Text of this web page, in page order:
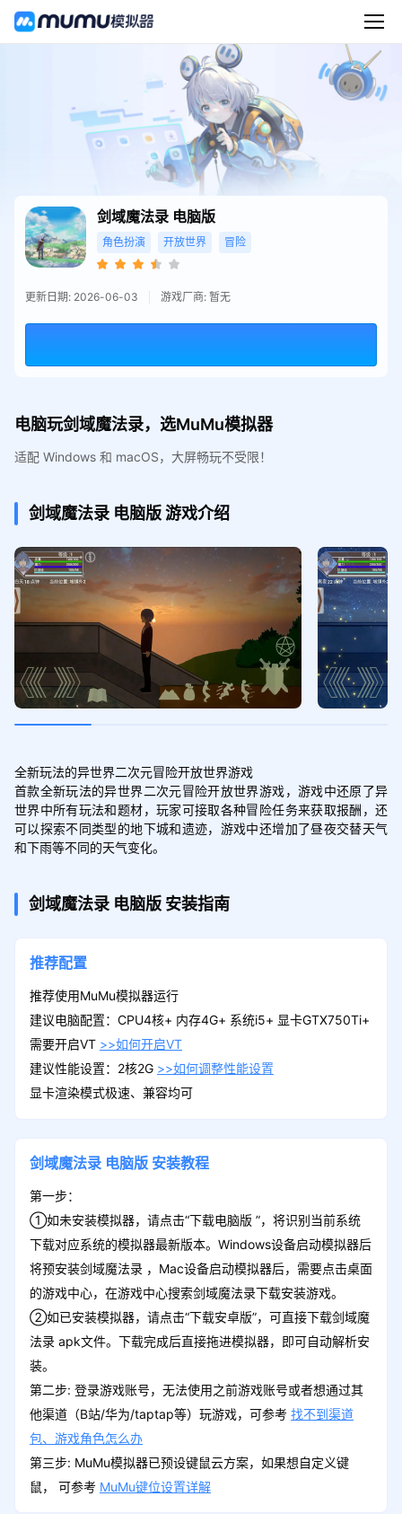
剑域魔法录 电脑版
角色扮演 开放世界 冒险
更新日期: 2026-06-03 游戏厂商: 暂无
电脑玩剑域魔法录，选MuMu模拟器
适配 Windows 和 macOS，大屏畅玩不受限！
剑域魔法录 电脑版游戏介绍
全新玩法的异世界二次元冒险开放世界游戏
首款全新玩法的异世界二次元冒险开放世界游戏，游戏中还原了异
世界中所有玩法和题材，玩家可接取各种冒险任务来获取报酬，还
可以探索不同类型的地下城和遗迹，游戏中还增加了昼夜交替天气
和下雨等不同的天气变化。
剑域魔法录 电脑版 安装指南
推荐配置
推荐使用MuMu模拟器运行
建议电脑配置：CPU4核+ 内存4G+ 系统i5+ 显卡GTX750Ti+
需要开启VT >>如何开启VT
建议性能设置：2核2G >>如何调整性能设置
显卡渲染模式极速、兼容均可
剑域魔法录 电脑版 安装教程
第一步：
①如未安装模拟器，请点击“下载电脑版 ”，将识别当前系统
下载对应系统的模拟器最新版本。Windows设备启动模拟器后
将预安装剑域魔法录 ，Mac设备启动模拟器后，需要点击桌面
的游戏中心，在游戏中心搜索剑域魔法录下载安装游戏。
②如已安装模拟器，请点击“下载安卓版”，可直接下载剑域魔
法录 apk文件。下载完成后直接拖进模拟器，即可自动解析安
装。
第二步: 登录游戏账号，无法使用之前游戏账号或者想通过其
他渠道（B站/华为/taptap等）玩游戏，可参考 找不到渠道
包、游戏角色怎么办
第三步: MuMu模拟器已预设键鼠云方案，如果想自定义键
鼠， 可参考 MuMu键位设置详解